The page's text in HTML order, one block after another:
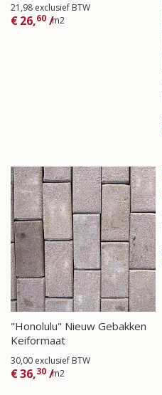
21,98 exclusief BTW
€26,60 /m2
"Honolulu" Nieuw Gebakken
Keiformaat
30,00 exclusief BTW
€36,30 /m2